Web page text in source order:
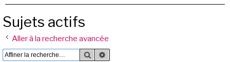
Sujets actifs
Aller à la recherche avancée
Rechercher